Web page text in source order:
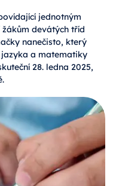
jednotným
devátých tříd
nanečisto, který
jazyka a matematiky
28. ledna 2025,